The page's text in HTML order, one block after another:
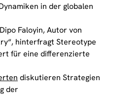
in der globalen
Dipo Faloyin, Autor von
hinterfragt Stereotype
für eine differenzierte
diskutieren Strategien
der